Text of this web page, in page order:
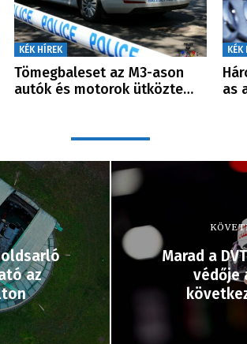
KÉK HÍREK
Tömegbaleset az M3-ason
autók és motorok ütközte…
KÉK
as
az
Marad a
védője